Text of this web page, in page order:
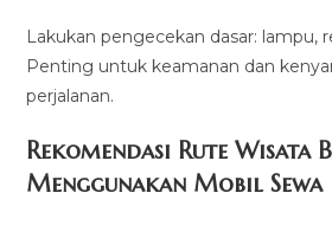
Lakukan pengecekan dasar: lampu,
Penting untuk keamanan dan
perjalanan.
Rekomendasi Rute Wisata
Menggunakan Mobil Sewa